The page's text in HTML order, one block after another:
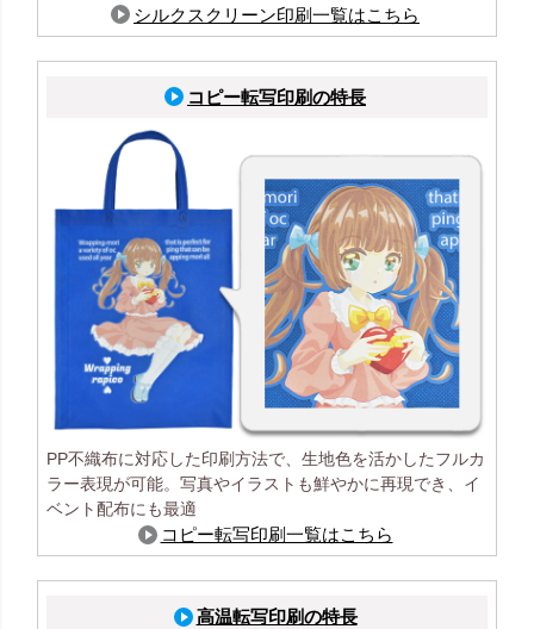
シルクスクリーン印刷一覧はこちら
コピー転写印刷の特長
PP不織布に対応した印刷方法で、生地色を活かしたフルカ
ラー表現が可能。写真やイラストも鮮やかに再現でき、イ
ベント配布にも最適
コピー転写印刷一覧はこちら
高温転写印刷の特長